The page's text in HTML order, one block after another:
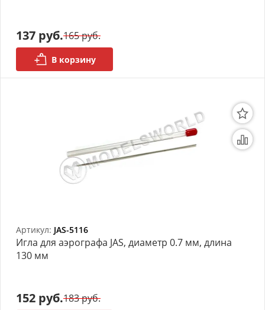
137 руб.165 руб.
В корзину
Артикул: JAS-5116
Игла для аэрографа JAS, диаметр 0.7 мм, длина
130 мм
152 руб.183 руб.